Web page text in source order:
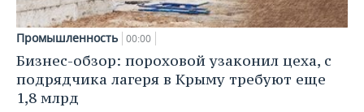
Промышленность 00:00
Бизнес-обзор: пороховой узаконил цеха, с
подрядчика лагеря в Крыму требуют еще
1,8 млрд